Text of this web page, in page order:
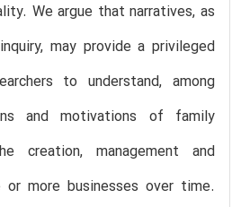
We argue that narratives, as
may provide a privileged
to understand, among
and motivations of family
creation, management and
more businesses over time.